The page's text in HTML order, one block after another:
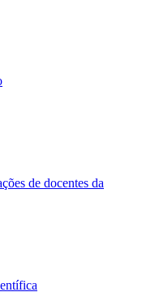
de docentes da